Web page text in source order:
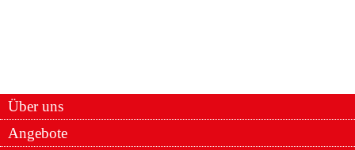
Über uns
Angebote